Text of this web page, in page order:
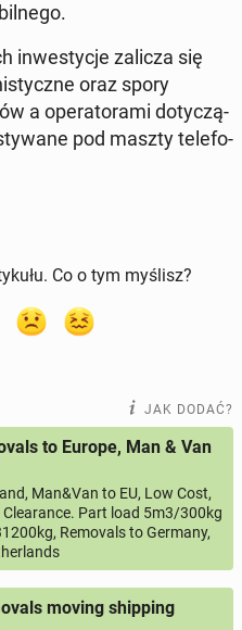
in­we­sty­cje zalicza się
oraz spory
a ope­ra­to­ra­mi do­ty­czą­
pod maszty te­le­fo­
Co o tym myślisz?
JAK DODAĆ?
to Europe, Man & Van
Man&Van to EU, Low Cost,
Part load 5m3/300kg
Removals to Germany,
moving shipping